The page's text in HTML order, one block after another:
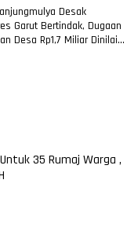
Desak
Garut Bertindak, Dugaan
Desa Rp1,7 Miliar Dinilai
35 Rumaj Warga ,